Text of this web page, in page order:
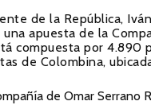
de la República,
apuesta de la
compuesta por 4.890
de Colombina,
de Omar Serrano